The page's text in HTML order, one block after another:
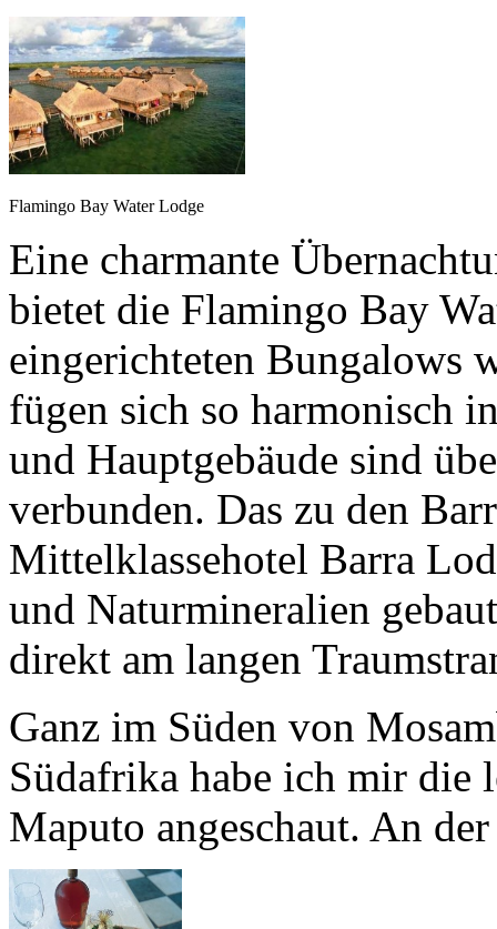
Flamingo Bay Water Lodge
Eine charmante
bietet die Flamingo Bay
eingerichteten Bungalows
fügen sich so harmonisch
und Hauptgebäude sind
verbunden. Das zu den
Mittelklassehotel Barra
und Naturmineralien
direkt am langen
Ganz im Süden von
Südafrika habe ich mir die
Maputo angeschaut. An der